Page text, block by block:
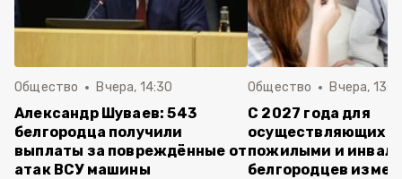
Общество Вчера, 14:30
Александр Шуваев: 543
белгородца получили
выплаты за повреждённые от
атак ВСУ машины
Общество Вчера,
С 2027 года для
осуществляющих
пожилыми и
белгородцев